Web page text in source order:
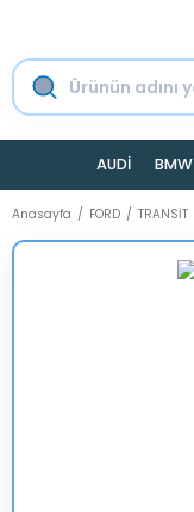
AUDİ BMW
Anasayfa FORD TRANSİT